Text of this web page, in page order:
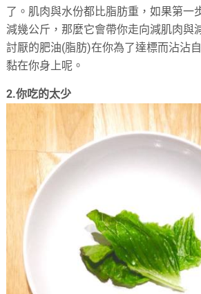
了。肌肉與水份都比脂肪重，如果第一
減幾公斤，那麼它會帶你走向減肌肉與
討厭的肥油(脂肪)在你為了達標而沾沾
黏在你身上呢。
2.你吃的太少